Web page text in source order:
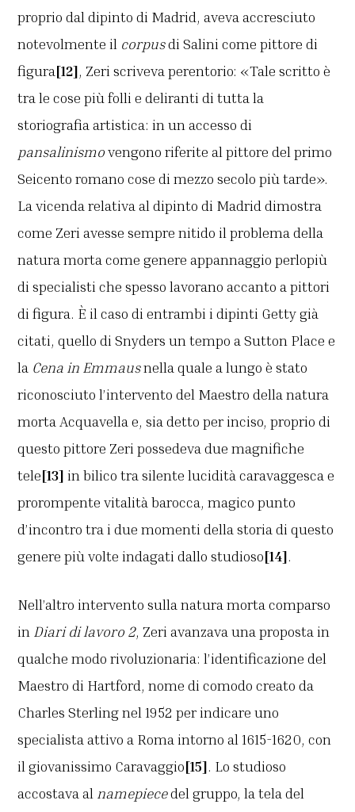
proprio dal dipinto di Madrid, aveva accresciuto
notevolmente il corpusdi Salini come pittore di
figura[12], Zeri scriveva perentorio: «Tale scritto è
tra le cose più folli e deliranti di tutta la
storiografia artistica: in un accesso di
pansalinismovengono riferite al pittore del primo
Seicento romano cose di mezzo secolo più tarde».
La vicenda relativa al dipinto di Madrid dimostra
come Zeri avesse sempre nitido il problema della
natura morta come genere appannaggio perlopiù
di specialisti che spesso lavorano accanto a pittori
di figura. È il caso di entrambi i dipinti Getty già
citati, quello di Snyders un tempo a Sutton Place e
la Cena in Emmausnella quale a lungo è stato
riconosciuto l’intervento del Maestro della natura
morta Acquavella e, sia detto per inciso, proprio di
questo pittore Zeri possedeva due magnifiche
tele[13] in bilico tra silente lucidità caravaggesca e
prorompente vitalità barocca, magico punto
d’incontro tra i due momenti della storia di questo
genere più volte indagati dallo studioso[14].
Nell’altro intervento sulla natura morta comparso
in Diari di lavoro 2, Zeri avanzava una proposta in
qualche modo rivoluzionaria: l’identificazione del
Maestro di Hartford, nome di comodo creato da
Charles Sterling nel 1952 per indicare uno
specialista attivo a Roma intorno al 1615-1620, con
il giovanissimo Caravaggio[15]. Lo studioso
accostava al namepiecedel gruppo, la tela del